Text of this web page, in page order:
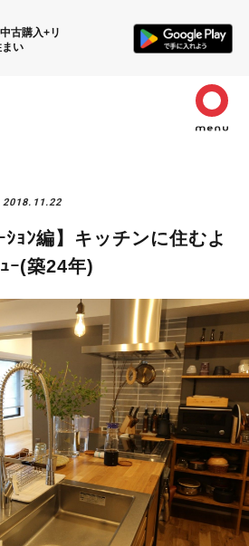
2018.11.22
ｮﾝ編】キッチンに住むよ
ｰ(築24年)
古購入+リ
い